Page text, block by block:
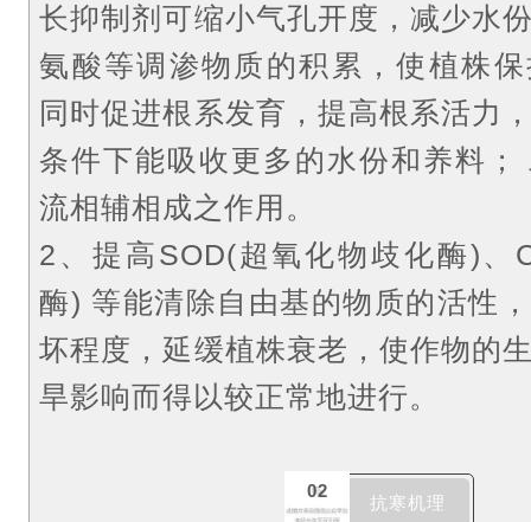
长抑制剂可缩小气孔开度，减少水
氨酸等调渗物质的积累，使植株
同时促进根系发育，提高根系活力
条件下能吸收更多的水份和养料；
流相辅相成之作用。
2、提高SOD(超氧化物歧化酶)、
酶) 等能清除自由基的物质的活性
坏程度，延缓植株衰老，使作物的
旱影响而得以较正常地进行。
02
抗寒机理